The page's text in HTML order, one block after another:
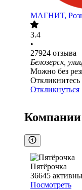
МАГНИТ,
3.4
•
27924 отзыва
Белозерск,
Можно без
Откликнуться
Компании
Пятёрочка
36645
Посмотреть